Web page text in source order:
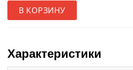
В КОРЗИНУ
Характеристики